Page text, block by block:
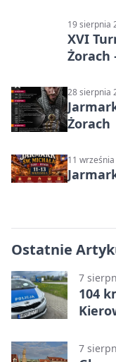
19 sierpnia
XVI
Żorach
28 sierpnia
Żorach
11
Ostatnie
7
104
7